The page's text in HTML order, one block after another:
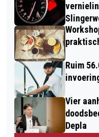
Ruim
Vier
Depla